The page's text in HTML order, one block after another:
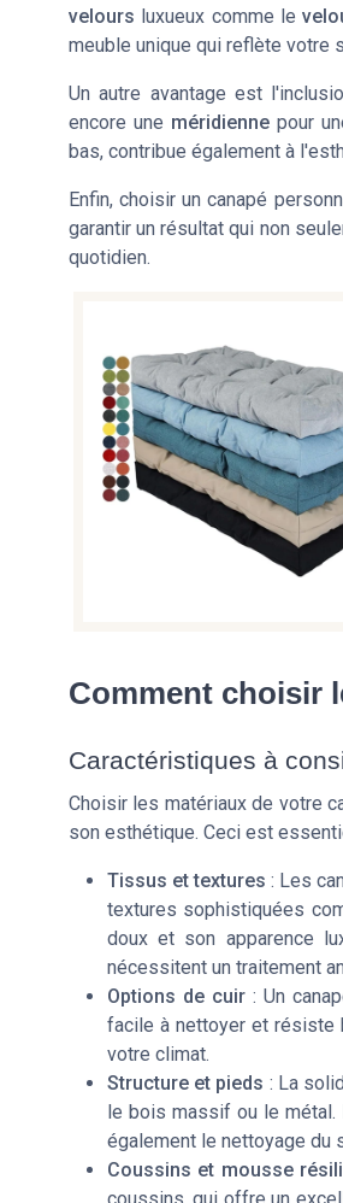
velours luxueux comme le
meuble unique qui reflète votre
Un autre avantage est
encore une méridiennepour
bas, contribue également à
Enfin, choisir un canapé
garantir un résultat qui non
quotidien.
Comment choisir
Caractéristiques à
Choisir les matériaux de votre
son esthétique. Ceci est
Tissus et textures : Les
textures sophistiquées
doux et son apparence
nécessitent un traitement
Options de cuir: Un
facile à nettoyer et résiste
votre climat.
Structure et pieds : La
le bois massif ou le métal.
également le nettoyage du
Coussins et mousse